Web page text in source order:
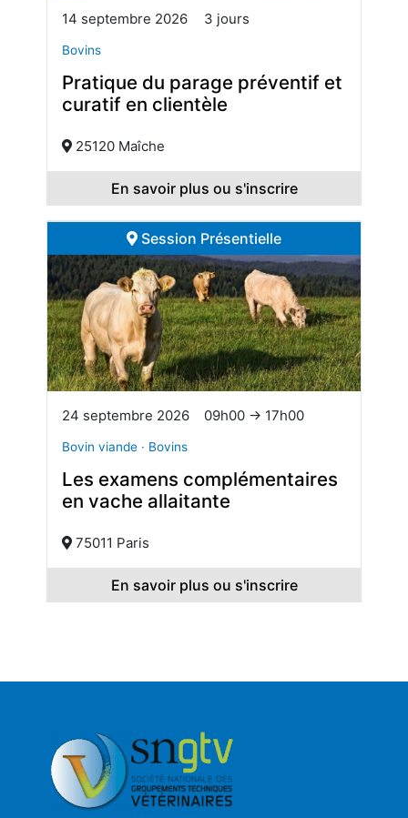
14 septembre 2026 3 jours
Bovins
Pratique du parage préventif et
curatif en clientèle
25120 Maîche
En savoir plus ou s'inscrire
Session Présentielle
24 septembre 2026 09h00 → 17h00
Bovin viande · Bovins
Les examens complémentaires
en vache allaitante
75011 Paris
En savoir plus ou s'inscrire